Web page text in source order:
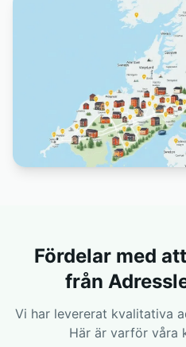
Fördelar med
från
Vi har levererat kvalitativa
Här är varför våra